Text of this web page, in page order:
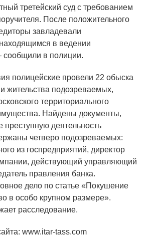
третейский суд с требованием
После положительного
завладевали
в ведении
сообщили в полиции.
полицейские провели 22 обыска
жительства подозреваемых,
территориального
Найдены документы,
деятельность
четверо подозреваемых:
из госпредприятий, директор
действующий управляющий
правления банка.
дело по статье «Покушение
в особо крупном размере».
расследование.
www.itar-tass.com